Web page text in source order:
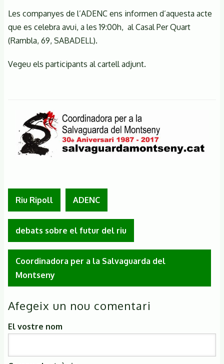
Les companyes de l’ADENC ens informen d’aquesta acte
que es celebra avui, a les 19:00h, al Casal Per Quart
(Rambla, 69, SABADELL).
Vegeu els participants al cartell adjunt.
Riu Ripoll ADENC
debats sobre el futur del riu
Coordinadora per a la Salvaguarda del
Montseny
Afegeix un nou comentari
El vostre nom